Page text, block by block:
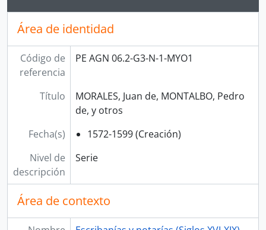
Área de identidad
Código de
referencia
PE AGN 06.2-G3-N-1-MYO1
Título
MORALES, Juan de, MONTALBO, Pedro
de, y otros
Fecha(s)
1572-1599 (Creación)
Nivel de
descripción
Serie
Área de contexto